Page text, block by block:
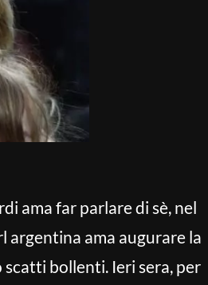
ama far parlare di sè, nel
argentina ama augurare la
bollenti. Ieri sera, per